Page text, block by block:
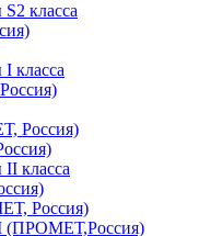
класса
класса
Россия)
класса
Россия)
(ПРОМЕТ,Россия)